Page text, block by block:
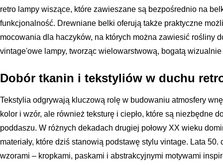
retro lampy wiszące, które zawieszane są bezpośrednio na
funkcjonalność. Drewniane belki oferują także praktyczne
mocowania dla haczyków, na których można zawiesić rośliny
vintage'owe lampy, tworząc wielowarstwową, bogatą wizualnie
Dobór tkanin i tekstyliów w duchu
Tekstylia odgrywają kluczową rolę w budowaniu atmosfery
kolor i wzór, ale również teksturę i ciepło, które są niezbędne
poddaszu. W różnych dekadach drugiej połowy XX wieku
materiały, które dziś stanowią podstawę stylu vintage. Lata
wzorami – kropkami, paskami i abstrakcyjnymi motywami